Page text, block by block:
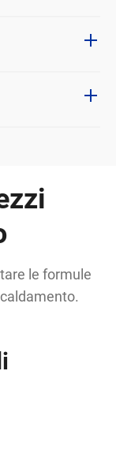
le formule